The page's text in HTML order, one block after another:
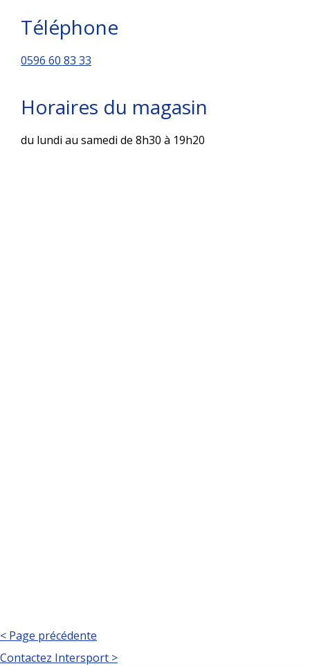
Téléphone
0596 60 83 33
Horaires du magasin
du lundi au samedi de 8h30 à 19h20
< Page précédente
Contactez Intersport >